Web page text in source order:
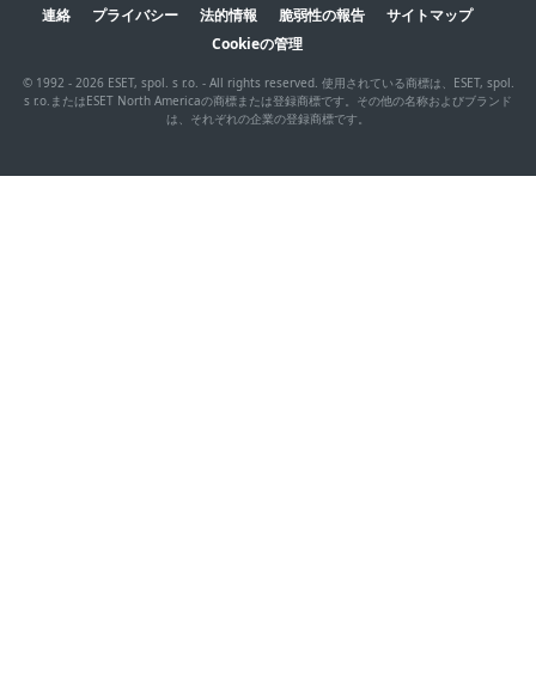
連絡 プライバシー 法的情報 脆弱性の報告
サイトマップ
Cookieの管理
© 1992 - 2026 ESET, spol. s r.o. - All rights reserved. 使用されている商標は、ESET, spol.
s r.o.またはESET North Americaの商標または登録商標です。その他の名称およびブランド
は、それぞれの企業の登録商標です。